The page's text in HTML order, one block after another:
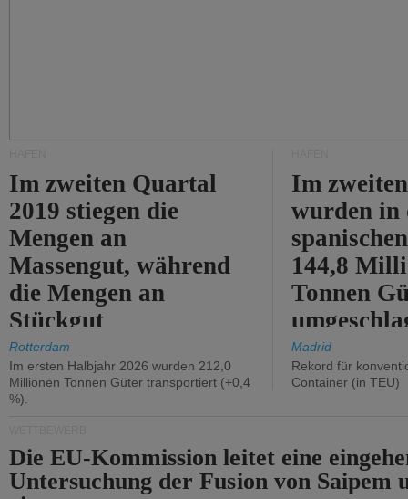
Im zweiten Quartal
2019 stiegen die
Mengen an
Massengut, während
die Mengen an
Stückgut
zurückgingen.
Rotterdam
Im ersten Halbjahr 2026 wurden 212,0
Millionen Tonnen Güter transportiert (+0,4
%).
Im
wurden in
144,8
Tonnen
%).
Madrid
Rekord für
Container (in TEU)
Die EU-Kommission leitet eine
Untersuchung der Fusion von Saipem